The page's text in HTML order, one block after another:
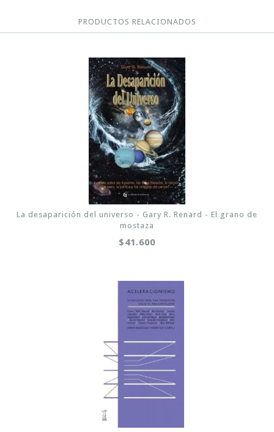
PRODUCTOS RELACIONADOS
La desaparición del universo - Gary R. Renard - El grano de
mostaza
$41.600